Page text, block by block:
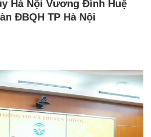
Hà Nội Vương Đình Huệ
ĐBQH TP Hà Nội